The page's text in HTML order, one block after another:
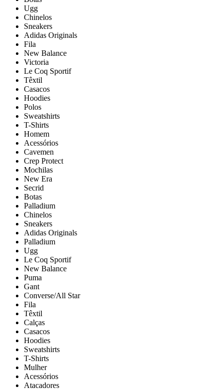
Ugg
Chinelos
Sneakers
Adidas Originals
Fila
New Balance
Victoria
Le Coq Sportif
Têxtil
Casacos
Hoodies
Polos
Sweatshirts
T-Shirts
Homem
Acessórios
Cavemen
Crep Protect
Mochilas
New Era
Secrid
Botas
Palladium
Chinelos
Sneakers
Adidas Originals
Palladium
Ugg
Le Coq Sportif
New Balance
Puma
Gant
Converse/All Star
Fila
Têxtil
Calças
Casacos
Hoodies
Sweatshirts
T-Shirts
Mulher
Acessórios
Atacadores